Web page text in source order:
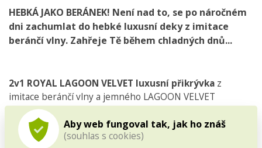
Aby web fungoval tak, jak ho znáš
(souhlas s cookies)
HEBKÁ JAKO BERÁNEK! Není nad to, se po náročném
dni zachumlat do hebké luxusní dekyz imitace
beránčí vlny. Zahřeje Tě během chladných dnů...
2v1 ROYAL LAGOON VELVET luxusní přikrývka z
imitace beránčí vlny a jemného LAGOON VELVET
materiálu.